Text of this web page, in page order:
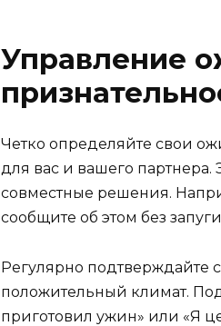
Управление
Четко определяйте свои
для вас и вашего партнера.
совместные решения.
сообщите об этом без
Регулярно подтверждайте
положительный климат.
приготовил ужин» или «Я